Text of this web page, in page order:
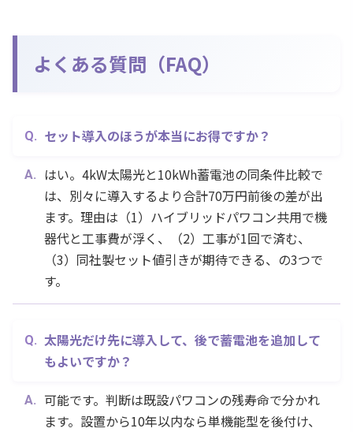
よくある質問（FAQ）
セット導入のほうが本当にお得ですか？
はい。4kW太陽光と10kWh蓄電池の同条件比較で
は、別々に導入するより合計70万円前後の差が出
ます。理由は（1）ハイブリッドパワコン共用で機
器代と工事費が浮く、（2）工事が1回で済む、
（3）同社製セット値引きが期待できる、の3つで
す。
太陽光だけ先に導入して、後で蓄電池を追加して
もよいですか？
可能です。判断は既設パワコンの残寿命で分かれ
ます。設置から10年以内なら単機能型を後付け、